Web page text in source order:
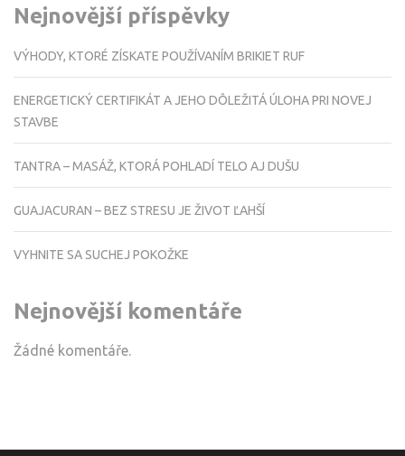
Nejnovější příspěvky
VÝHODY, KTORÉ ZÍSKATE POUŽÍVANÍM BRIKIET RUF
ENERGETICKÝ CERTIFIKÁT A JEHO DÔLEŽITÁ ÚLOHA PRI NOVEJ
STAVBE
TANTRA – MASÁŽ, KTORÁ POHLADÍ TELO AJ DUŠU
GUAJACURAN – BEZ STRESU JE ŽIVOT ĽAHŠÍ
VYHNITE SA SUCHEJ POKOŽKE
Nejnovější komentáře
Žádné komentáře.